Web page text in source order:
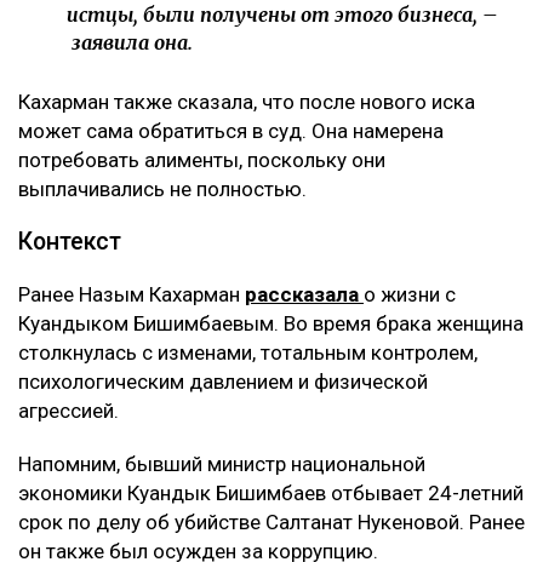
истцы, были получены от этого бизнеса, –
заявила она.
Кахарман также сказала, что после нового иска
может сама обратиться в суд. Она намерена
потребовать алименты, поскольку они
выплачивались не полностью.
Контекст
Ранее Назым Кахарман рассказала о жизни с
Куандыком Бишимбаевым. Во время брака женщина
столкнулась с изменами, тотальным контролем,
психологическим давлением и физической
агрессией.
Напомним, бывший министр национальной
экономики Куандык Бишимбаев отбывает 24-летний
срок по делу об убийстве Салтанат Нукеновой. Ранее
он также был осужден за коррупцию.